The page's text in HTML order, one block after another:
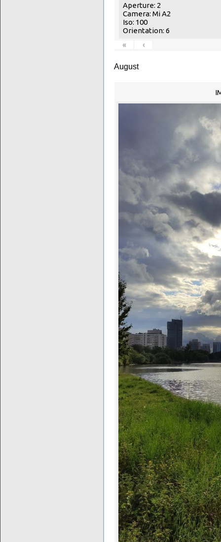
Aperture: 2
Camera: Mi A2
Iso: 100
Orientation: 6
«
‹
August